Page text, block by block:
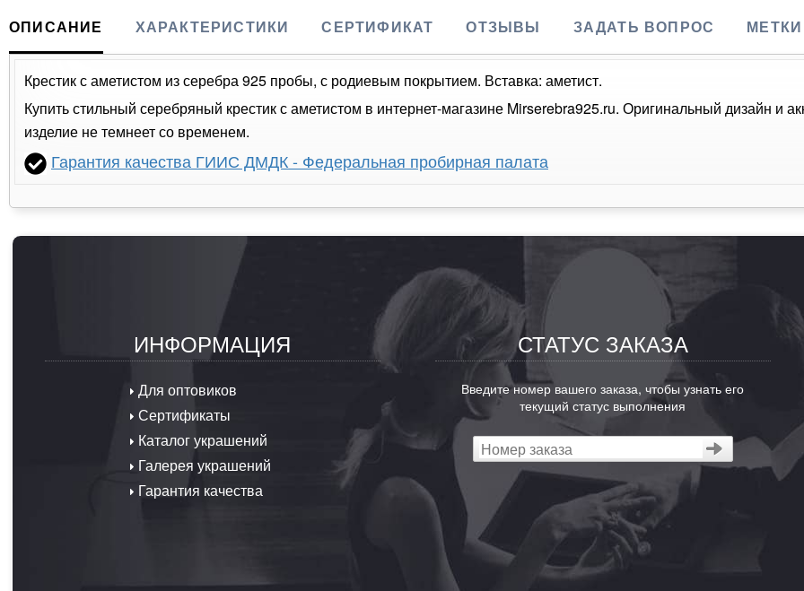
ОПИСАНИЕ ХАРАКТЕРИСТИКИ СЕРТИФИКАТ ОТЗЫВЫ ЗАДАТЬ ВОПРОС МЕТКИ
Крестик с аметистом из серебра 925 пробы, с родиевым покрытием. Вставка: аметист.
Купить стильный серебряный крестик с аметистом в интернет-магазине Mirserebra925.ru. Оригинальный дизайн и
изделие не темнеет со временем.
Гарантия качества ГИИС ДМДК - Федеральная пробирная палата
ИНФОРМАЦИЯ
Для оптовиков
Сертификаты
Каталог украшений
Галерея украшений
Гарантия качества
СТАТУС ЗАКАЗА
Введите номер вашего заказа, чтобы узнать его
текущий статус выполнения